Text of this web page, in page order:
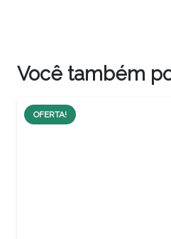
Você também